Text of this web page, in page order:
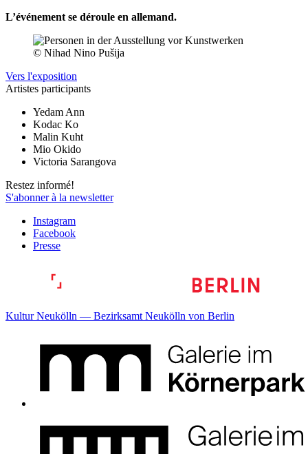
L’événement se déroule en allemand.
© Nihad Nino Pušija
Vers l'exposition
Artistes participants
Yedam Ann
Kodac Ko
Malin Kuht
Mio Okido
Victoria Sarangova
Restez informé!
S'abonner à la newsletter
Instagram
Facebook
Presse
Kultur Neukölln — Bezirksamt Neukölln von Berlin